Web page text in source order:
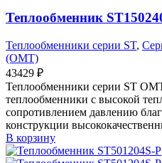
Теплообменник
Теплообменники серии ST,
(OMT)
43429 ₽
Теплообменники серии ST
теплообменники с высокой
сопротивлением давлению
конструкции
В корзину